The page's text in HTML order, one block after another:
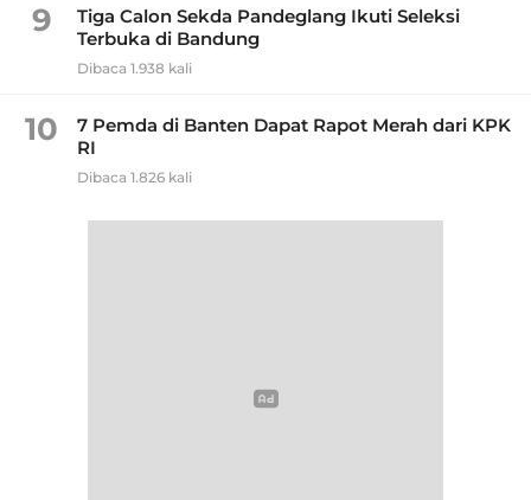
9
Tiga Calon Sekda Pandeglang Ikuti Seleksi
Terbuka di Bandung
Dibaca 1.938 kali
10
7 Pemda di Banten Dapat Rapot Merah dari KPK
RI
Dibaca 1.826 kali